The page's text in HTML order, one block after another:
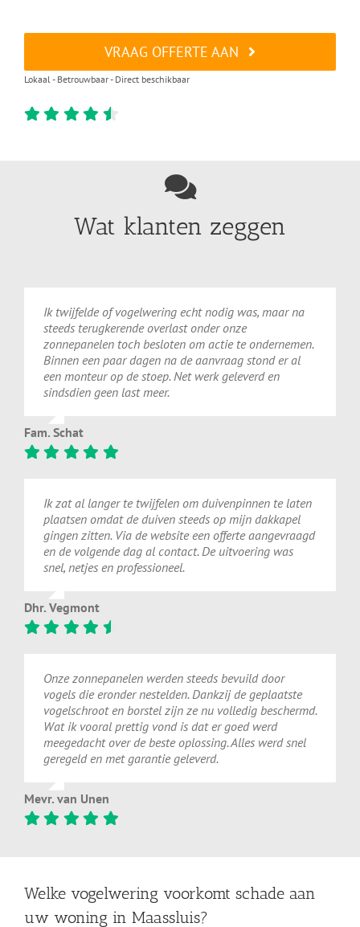
VRAAG OFFERTE AAN
Lokaal - Betrouwbaar - Direct beschikbaar
Wat klanten zeggen
Ik twijfelde of vogelwering echt nodig was, maar na
steeds terugkerende overlast onder onze
zonnepanelen toch besloten om actie te ondernemen.
Binnen een paar dagen na de aanvraag stond er al
een monteur op de stoep. Net werk geleverd en
sindsdien geen last meer.
Fam. Schat
Ik zat al langer te twijfelen om duivenpinnen te laten
plaatsen omdat de duiven steeds op mijn dakkapel
gingen zitten. Via de website een offerte aangevraagd
en de volgende dag al contact. De uitvoering was
snel, netjes en professioneel.
Dhr. Vegmont
Onze zonnepanelen werden steeds bevuild door
vogels die eronder nestelden. Dankzij de geplaatste
vogelschroot en borstel zijn ze nu volledig beschermd.
Wat ik vooral prettig vond is dat er goed werd
meegedacht over de beste oplossing. Alles werd snel
geregeld en met garantie geleverd.
Mevr. van Unen
Welke vogelwering voorkomt schade aan
uw woning in Maassluis?